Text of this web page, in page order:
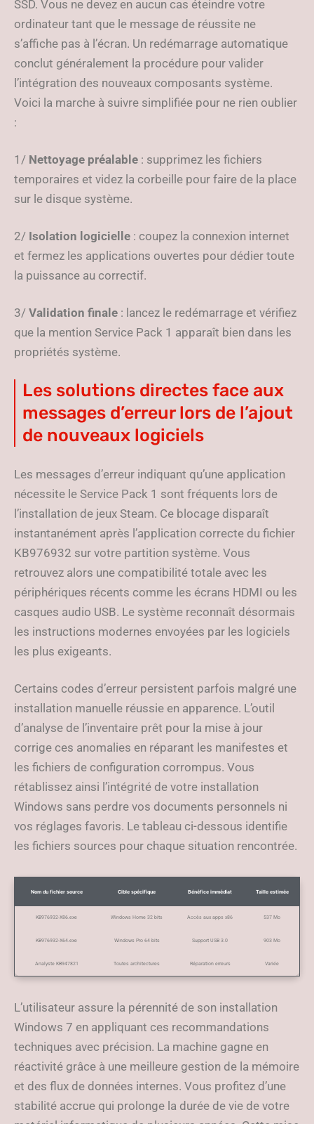
SSD. Vous ne devez en aucun cas éteindre votre
ordinateur tant que le message de réussite ne
s’affiche pas à l’écran. Un redémarrage automatique
conclut généralement la procédure pour valider
l’intégration des nouveaux composants système.
Voici la marche à suivre simplifiée pour ne rien oublier
:
1/ Nettoyage préalable : supprimez les fichiers
temporaires et videz la corbeille pour faire de la place
sur le disque système.
2/ Isolation logicielle : coupez la connexion internet
et fermez les applications ouvertes pour dédier toute
la puissance au correctif.
3/ Validation finale : lancez le redémarrage et vérifiez
que la mention Service Pack 1 apparaît bien dans les
propriétés système.
Les solutions directes face aux
messages d’erreur lors de l’ajout
de nouveaux logiciels
Les messages d’erreur indiquant qu’une application
nécessite le Service Pack 1 sont fréquents lors de
l’installation de jeux Steam. Ce blocage disparaît
instantanément après l’application correcte du fichier
KB976932 sur votre partition système. Vous
retrouvez alors une compatibilité totale avec les
périphériques récents comme les écrans HDMI ou les
casques audio USB. Le système reconnaît désormais
les instructions modernes envoyées par les logiciels
les plus exigeants.
Certains codes d’erreur persistent parfois malgré une
installation manuelle réussie en apparence. L’outil
d’analyse de l’inventaire prêt pour la mise à jour
corrige ces anomalies en réparant les manifestes et
les fichiers de configuration corrompus. Vous
rétablissez ainsi l’intégrité de votre installation
Windows sans perdre vos documents personnels ni
vos réglages favoris. Le tableau ci-dessous identifie
les fichiers sources pour chaque situation rencontrée.
Nom du fichier source Cible spécifique Bénéfice immédiat Taille estimée
KB976932-X86.exe Windows Home 32 bits Accès aux apps x86 537 Mo
KB976932-X64.exe Windows Pro 64 bits Support USB 3.0 903 Mo
Analyste KB947821 Toutes architectures Réparation erreurs Variée
L’utilisateur assure la pérennité de son installation
Windows 7 en appliquant ces recommandations
techniques avec précision. La machine gagne en
réactivité grâce à une meilleure gestion de la mémoire
et des flux de données internes. Vous profitez d’une
stabilité accrue qui prolonge la durée de vie de votre